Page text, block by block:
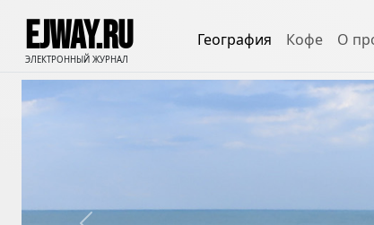
EJWAY.RU
ЭЛЕКТРОННЫЙ ЖУРНАЛ
География Кофе О